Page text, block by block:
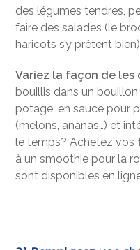
des légumes tendres,
faire des salades (le
haricots s’y prêtent
Variez la façon de les
bouillis dans un
potage, en sauce pour
(melons, ananas…) et
le temps? Achetez vos
à un smoothie pour la
sont disponibles en